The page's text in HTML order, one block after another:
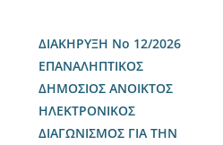
ΔΙΑΚΗΡΥΞΗ Νο 12/2026
ΕΠΑΝΑΛΗΠΤΙΚΟΣ
ΔΗΜΟΣΙΟΣ ΑΝΟΙΚΤΟΣ
ΗΛΕΚΤΡΟΝΙΚΟΣ
ΔΙΑΓΩΝΙΣΜΟΣ ΓΙΑ ΤΗΝ